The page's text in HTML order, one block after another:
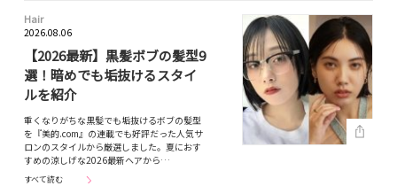
Hair
2026.08.06
【2026最新】黒髪ボブの髪型9
選！暗めでも垢抜けるスタイ
ルを紹介
重くなりがちな黒髪でも垢抜けるボブの髪型
を『美的.com』の連載でも好評だった人気サ
ロンのスタイルから厳選しました。夏におす
すめの涼しげな2026最新ヘアから…
すべて読む